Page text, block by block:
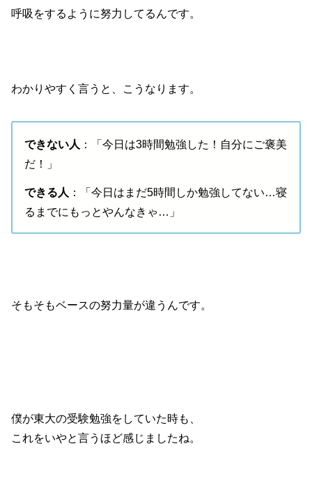
呼吸をするように努力してるんです。
わかりやすく言うと、こうなります。
できない人 ：「今日は3時間勉強した！自分にご褒美
だ！」
できる人 ：「今日はまだ5時間しか勉強してない…寝
るまでにもっとやんなきゃ…」
そもそもベースの努力量が違うんです。
僕が東大の受験勉強をしていた時も、
これをいやと言うほど感じましたね。